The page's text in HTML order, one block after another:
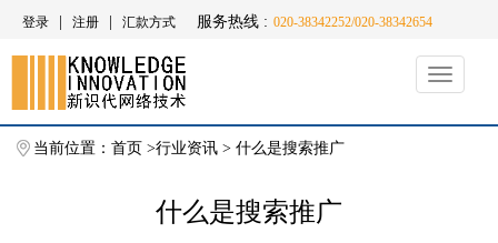
登录 注册 汇款方式 服务热线 : 020-38342252/020-38342654
Toggle
当前位置： 首页 >行业资讯 > 什么是搜索推广
什么是搜索推广